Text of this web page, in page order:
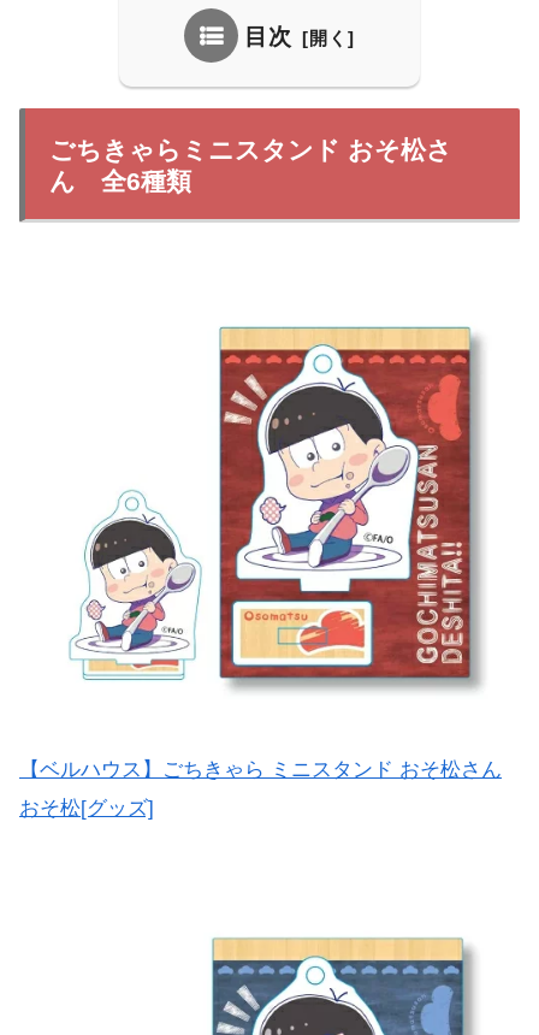
目次
ごちきゃらミニスタンド おそ松さ
ん 全6種類
【ベルハウス】ごちきゃら ミニスタンド おそ松さん
おそ松[グッズ]